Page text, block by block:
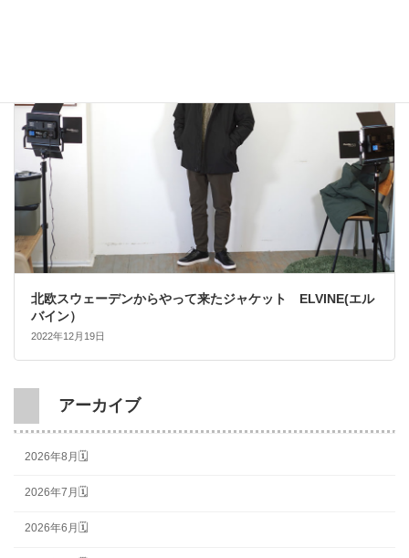
北欧スウェーデンからやって来たジャケット ELVINE(エル
バイン）
2022年12月19日
アーカイブ
2026年8月🗓
2026年7月🗓
2026年6月🗓